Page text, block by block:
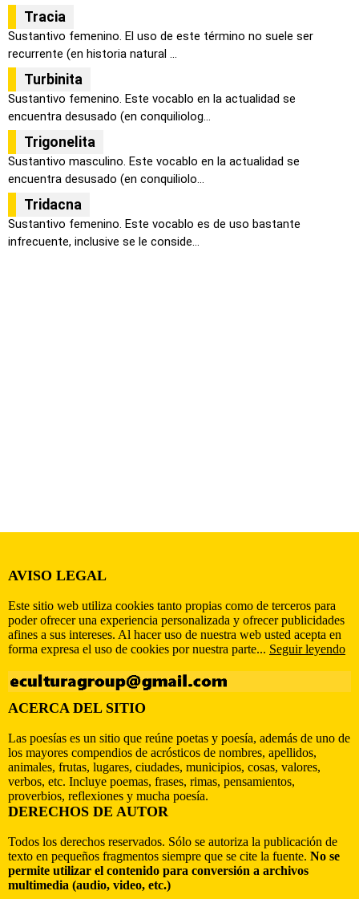
Tracia
Sustantivo femenino. El uso de este término no suele ser
recurrente (en historia natural ...
Turbinita
Sustantivo femenino. Este vocablo en la actualidad se
encuentra desusado (en conquiliolog...
Trigonelita
Sustantivo masculino. Este vocablo en la actualidad se
encuentra desusado (en conquiliolo...
Tridacna
Sustantivo femenino. Este vocablo es de uso bastante
infrecuente, inclusive se le conside...
AVISO LEGAL
Este sitio web utiliza cookies tanto propias como de terceros para
poder ofrecer una experiencia personalizada y ofrecer publicidades
afines a sus intereses. Al hacer uso de nuestra web usted acepta en
forma expresa el uso de cookies por nuestra parte... Seguir leyendo
ACERCA DEL SITIO
Las poesías es un sitio que reúne poetas y poesía, además de uno de
los mayores compendios de acrósticos de nombres, apellidos,
animales, frutas, lugares, ciudades, municipios, cosas, valores,
verbos, etc. Incluye poemas, frases, rimas, pensamientos,
proverbios, reflexiones y mucha poesía.
DERECHOS DE AUTOR
Todos los derechos reservados. Sólo se autoriza la publicación de
texto en pequeños fragmentos siempre que se cite la fuente. No se
permite utilizar el contenido para conversión a archivos
multimedia (audio, video, etc.)